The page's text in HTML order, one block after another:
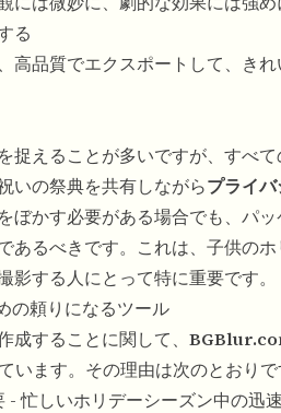
る
高品質でエクスポートして、き
捉えることが多いですが、すべ
いの祭典を共有しながらプライ
ぼかす必要がある場合でも、パ
あるべきです。これは、子供の
する人にとって特に重要です。
の頼りになるツール
することに関して、
います。その理由は次のとおりで
- 忙しいホリデーシーズン中の迅